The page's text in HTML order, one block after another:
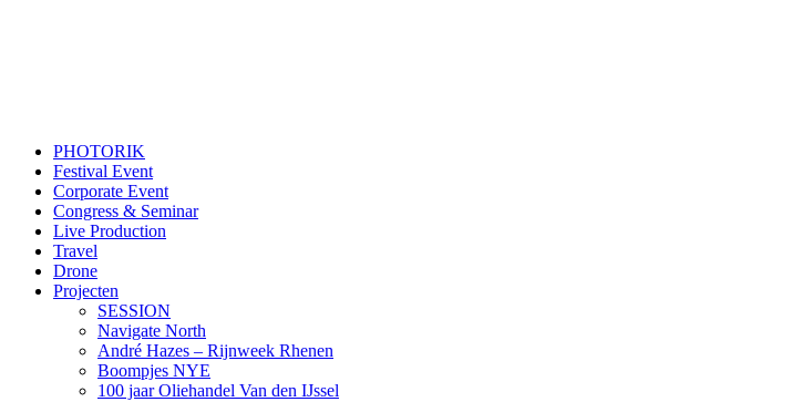
PHOTORIK
Festival Event
Corporate Event
Congress & Seminar
Live Production
Travel
Drone
Projecten
SESSION
Navigate North
André Hazes – Rijnweek Rhenen
Boompjes NYE
100 jaar Oliehandel Van den IJssel